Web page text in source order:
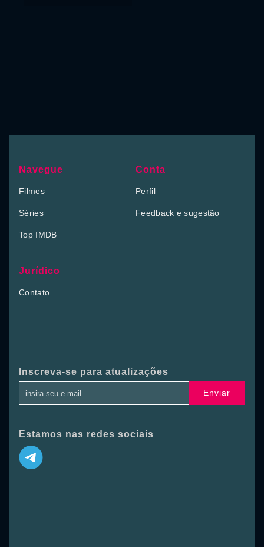
Navegue
Filmes
Séries
Top IMDB
Conta
Perfil
Feedback e sugestão
Jurídico
Contato
Inscreva-se para atualizações
Enviar
Estamos nas redes sociais